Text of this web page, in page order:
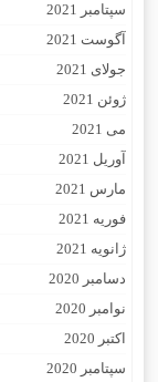
سپتامبر 2021
آگوست 2021
جولای 2021
ژوئن 2021
می 2021
آوریل 2021
مارس 2021
فوریه 2021
ژانویه 2021
دسامبر 2020
نوامبر 2020
اکتبر 2020
سپتامبر 2020